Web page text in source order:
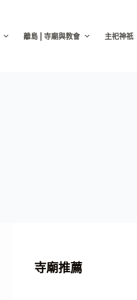
離島 | 寺廟與教會 主祀神祇
寺廟推薦